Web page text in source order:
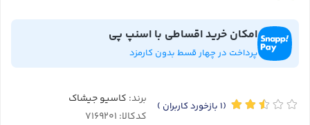
امکان خرید اقساطی با اسنپ پی
پرداخت در چهار قسط بدون کارمزد
(1 بازخورد کاربران ) برند: کاسیو جیشاک
کدکالا: